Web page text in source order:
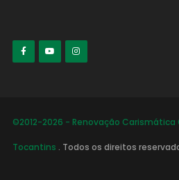
©2012-2026 - Renovação
Tocantins . Todos os direitos